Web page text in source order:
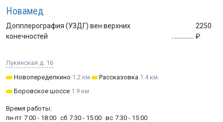
Новамед
Допплерография (УЗДГ) вен верхних
конечностей
2250
Лукинская д. 16
Новопеределкино 1.2 км. Рассказовка 1.4 км.
Боровское шоссе 1.9 км.
Время работы:
пн-пт 7:00 - 18:00 сб 7:30 - 15:00 вс 7:30 - 15:00